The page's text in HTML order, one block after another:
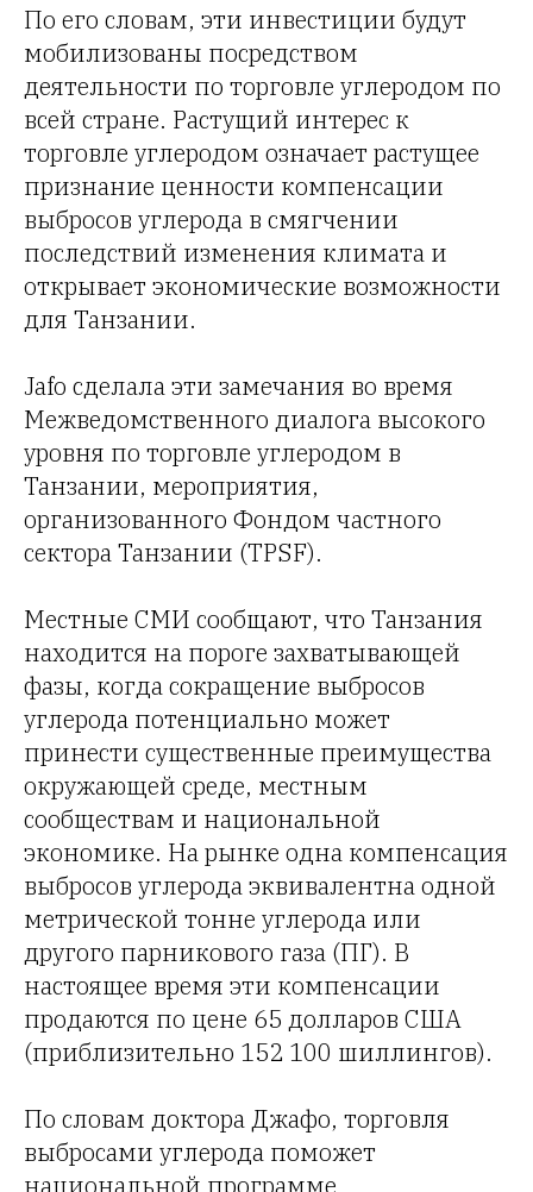
По его словам, эти инвестиции будут
мобилизованы посредством
деятельности по торговле углеродом по
всей стране. Растущий интерес к
торговле углеродом означает растущее
признание ценности компенсации
выбросов углерода в смягчении
последствий изменения климата и
открывает экономические возможности
для Танзании.
Jafo сделала эти замечания во время
Межведомственного диалога высокого
уровня по торговле углеродом в
Танзании, мероприятия,
организованного Фондом частного
сектора Танзании (TPSF).
Местные СМИ сообщают, что Танзания
находится на пороге захватывающей
фазы, когда сокращение выбросов
углерода потенциально может
принести существенные преимущества
окружающей среде, местным
сообществам и национальной
экономике. На рынке одна компенсация
выбросов углерода эквивалентна одной
метрической тонне углерода или
другого парникового газа (ПГ). В
настоящее время эти компенсации
продаются по цене 65 долларов США
(приблизительно 152 100 шиллингов).
По словам доктора Джафо, торговля
выбросами углерода поможет
национальной программе